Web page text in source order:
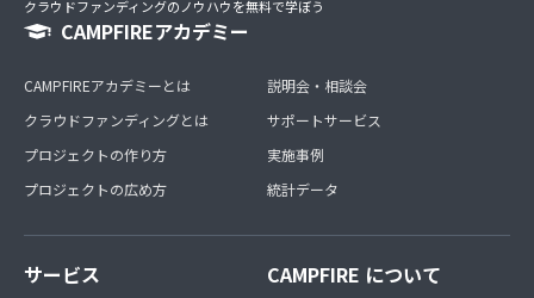
クラウドファンディングのノウハウを無料で学ぼう
CAMPFIREアカデミー
CAMPFIREアカデミーとは
クラウドファンディングとは
プロジェクトの作り方
プロジェクトの広め方
説明会・相談会
サポートサービス
実施事例
統計データ
サービス CAMPFIRE について